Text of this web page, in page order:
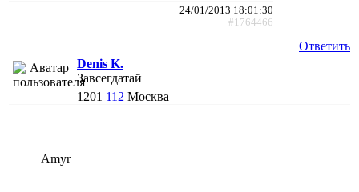
24/01/2013 18:01:30
#1764466
Ответить
Denis K.
Завсегдатай
1201 112 Москва
Amyr